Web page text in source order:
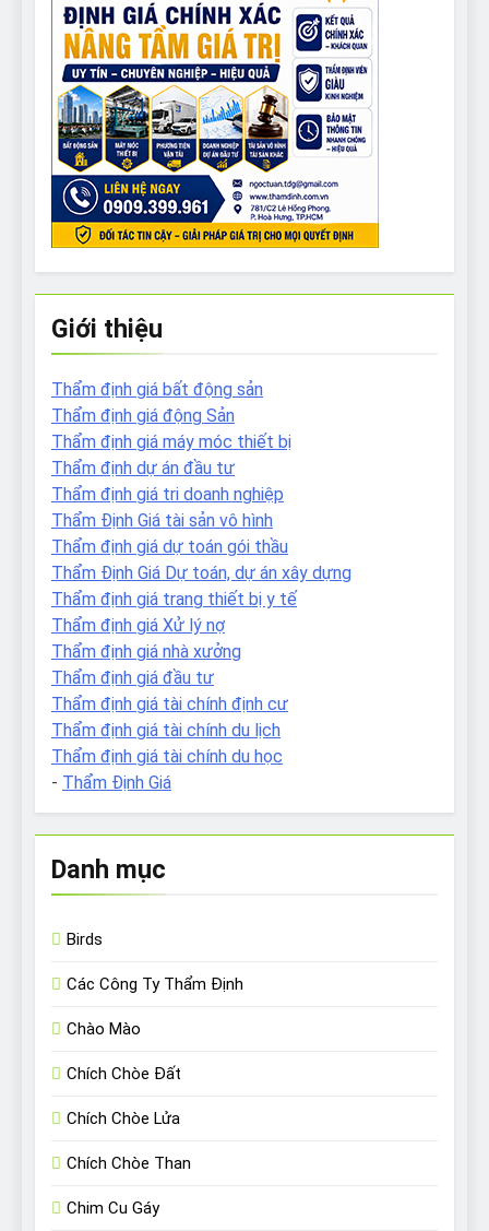
Giới thiệu
Thẩm định giá bất động sản
Thẩm định giá động Sản
Thẩm định giá máy móc thiết bị
Thẩm định dự án đầu tư
Thẩm định giá tri doanh nghiệp
Thẩm Định Giá tài sản vô hình
Thẩm định giá dự toán gói thầu
Thẩm Định Giá Dự toán, dự án xây dựng
Thẩm định giá trang thiết bị y tế
Thẩm định giá Xử lý nợ
Thẩm định giá nhà xưởng
Thẩm định giá đầu tư
Thẩm định giá tài chính định cư
Thẩm định giá tài chính du lịch
Thẩm định giá tài chính du học
- Thẩm Định Giá
Danh mục
Birds
Các Công Ty Thẩm Định
Chào Mào
Chích Chòe Đất
Chích Chòe Lửa
Chích Chòe Than
Chim Cu Gáy